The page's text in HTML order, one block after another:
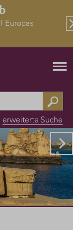
Europas
erweiterte Suche